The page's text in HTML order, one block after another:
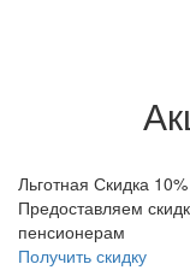
Льготная Скидка 10%
Предоставляем
пенсионерам
Получить скидку